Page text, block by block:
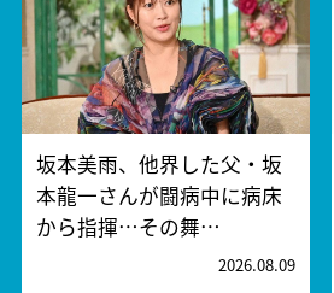
坂本美雨、他界した父・坂
本龍一さんが闘病中に病床
から指揮…その舞…
2026.08.09